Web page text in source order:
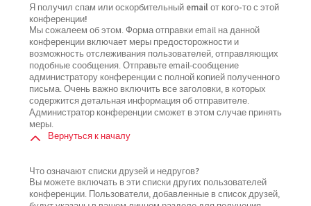
Я получил спам или оскорбительный email от кого-то с этой
конференции!
Мы сожалеем об этом. Форма отправки email на данной
конференции включает меры предосторожности и
возможность отслеживания пользователей, отправляющих
подобные сообщения. Отправьте email-сообщение
администратору конференции с полной копией полученного
письма. Очень важно включить все заголовки, в которых
содержится детальная информация об отправителе.
Администратор конференции сможет в этом случае принять
меры.
Вернуться к началу
Что означают списки друзей и недругов?
Вы можете включать в эти списки других пользователей
конференции. Пользователи, добавленные в список друзей,